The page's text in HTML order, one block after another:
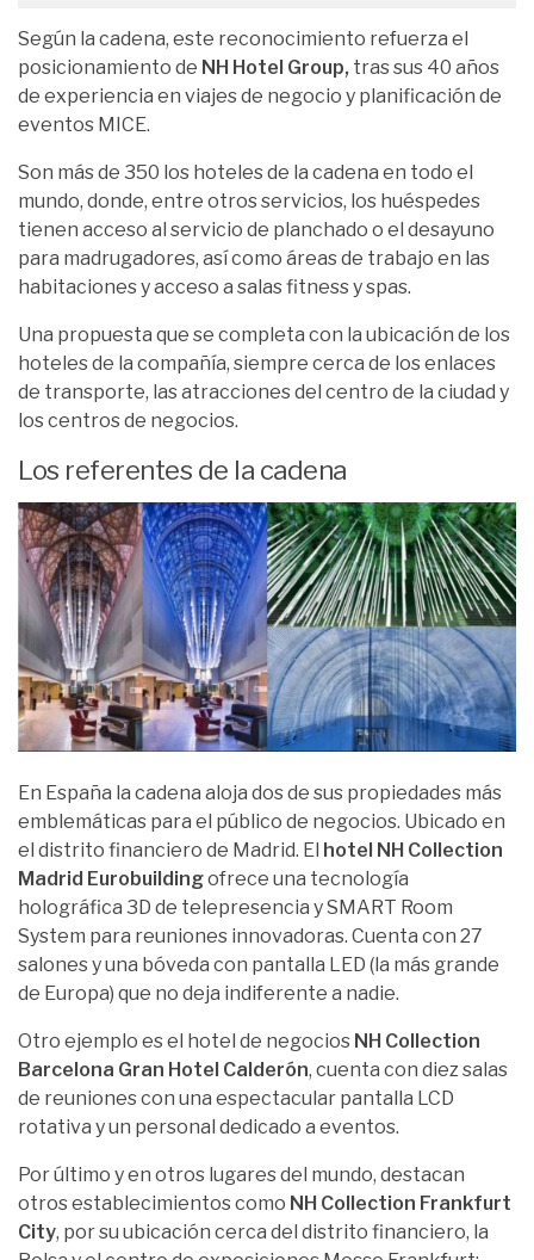
Según la cadena, este reconocimiento refuerza el
posicionamiento de NH Hotel Group, tras sus 40 años
de experiencia en viajes de negocio y planificación de
eventos MICE.
Son más de 350 los hoteles de la cadena en todo el
mundo, donde, entre otros servicios, los huéspedes
tienen acceso al servicio de planchado o el desayuno
para madrugadores, así como áreas de trabajo en las
habitaciones y acceso a salas fitness y spas.
Una propuesta que se completa con la ubicación de los
hoteles de la compañía, siempre cerca de los enlaces
de transporte, las atracciones del centro de la ciudad y
los centros de negocios.
Los referentes de la cadena
En España la cadena aloja dos de sus propiedades más
emblemáticas para el público de negocios. Ubicado en
el distrito financiero de Madrid. El hotel NH Collection
Madrid Eurobuildingofrece una tecnología
holográfica 3D de telepresencia y SMART Room
System para reuniones innovadoras. Cuenta con 27
salones y una bóveda con pantalla LED (la más grande
de Europa) que no deja indiferente a nadie.
Otro ejemplo es el hotel de negocios NH Collection
Barcelona Gran Hotel Calderón, cuenta con diez salas
de reuniones con una espectacular pantalla LCD
rotativa y un personal dedicado a eventos.
Por último y en otros lugares del mundo, destacan
otros establecimientos como NH Collection Frankfurt
City, por su ubicación cerca del distrito financiero, la